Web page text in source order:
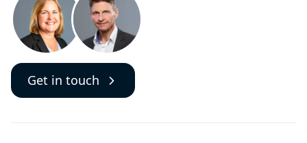
Get in touch